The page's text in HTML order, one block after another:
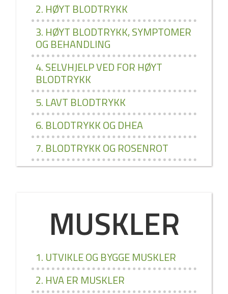
2. HØYT BLODTRYKK
3. HØYT BLODTRYKK, SYMPTOMER
OG BEHANDLING
4. SELVHJELP VED FOR HØYT
BLODTRYKK
5. LAVT BLODTRYKK
6. BLODTRYKK OG DHEA
7. BLODTRYKK OG ROSENROT
MUSKLER
1. UTVIKLE OG BYGGE MUSKLER
2. HVA ER MUSKLER